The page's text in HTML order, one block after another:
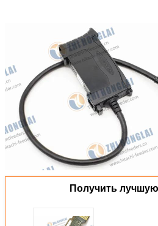
Получить